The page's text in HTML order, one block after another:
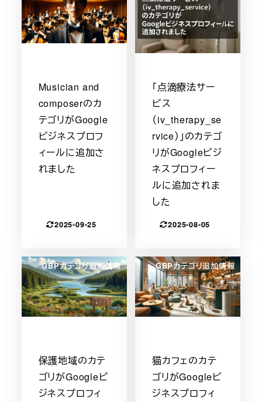
Musician and
composerのカ
テゴリがGoogle
ビジネスプロフ
ィールに追加さ
れました
2025-09-25
「点滴療法サー
ビス
（iv_therapy_se
rvice）」のカテゴ
リがGoogleビジ
ネスプロフィー
ルに追加されま
した
2025-08-05
GBPカテゴリ追加情報
保護地域のカテ
ゴリがGoogleビ
ジネスプロフィ
GBPカテゴリ追加情報
猫カフェのカテ
ゴリがGoogleビ
ジネスプロフィ